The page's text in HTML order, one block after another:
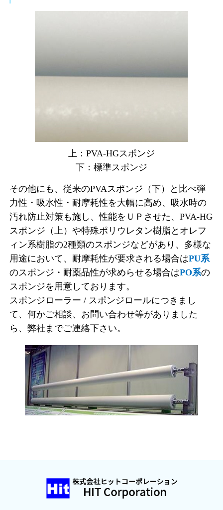
上：PVA-HGスポンジ
下：標準スポンジ
その他にも、従来のPVAスポンジ（下）と比べ弾
力性・吸水性・耐摩耗性を大幅に高め、吸水時の
汚れ防止対策も施し、性能をＵＰさせた、PVA-HG
スポンジ（上）や特殊ポリウレタン樹脂とオレフ
ィン系樹脂の2種類のスポンジなどがあり、多様な
用途において、耐摩耗性が要求される場合はPU系
のスポンジ・耐薬品性が求めらせる場合はPO系の
スポンジを用意しております。
スポンジローラー / スポンジロールにつきまし
て、何かご相談、お問い合わせ等がありました
ら、弊社までご連絡下さい。